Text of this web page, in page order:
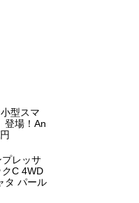
型スマ
登場！An
レッサ
C 4WD
タ パール